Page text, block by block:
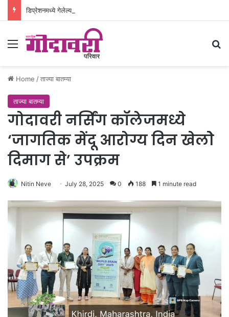
डिप्रेशनमध्ये गेलेल्या ३३ वर्षीय रुग्णाला नवजिवन
Menu
Home /ताज्या बातम्या
ताज्या बातम्या
गोदावरी नर्सिंग कॉलेजमध्ये
‘जागतिक मेंदू आरोग्य दिन खेलोे
दिमाग से’ उपक्रम
Nitin Neve July 28, 2025 0 188 1 minute read